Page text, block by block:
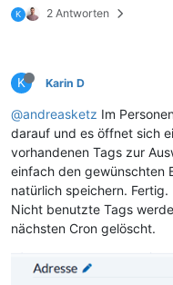
K 2 Antworten
K Karin D
@andreasketz Im
darauf und es öffnet sich
vorhandenen Tags zur
einfach den gewünschten
natürlich speichern. Fertig.
Nicht benutzte Tags
nächsten Cron gelöscht.